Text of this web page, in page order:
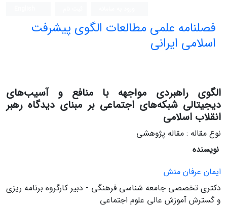
فصلنامه علمی مطالعات الگوی پیشرفت
اسلامی ایرانی
الگوی راهبردی مواجهه با منافع و آسیب‌های
دیجیتالی شبکه‌های اجتماعی بر مبنای دیدگاه رهبر
انقلاب اسلامی
نوع مقاله : مقاله پژوهشی
نویسنده
ایمان عرفان منش
دکتری تخصصی جامعه شناسی فرهنگی - دبیر کارگروه برنامه ریزی
و گسترش آموزش عالی علوم اجتماعی